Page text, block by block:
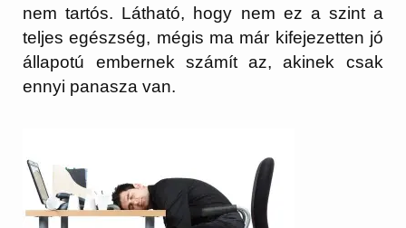
nem tartós. Látható, hogy nem ez a szint a
teljes egészség, mégis ma már kifejezetten jó
állapotú embernek számít az, akinek csak
ennyi panasza van.